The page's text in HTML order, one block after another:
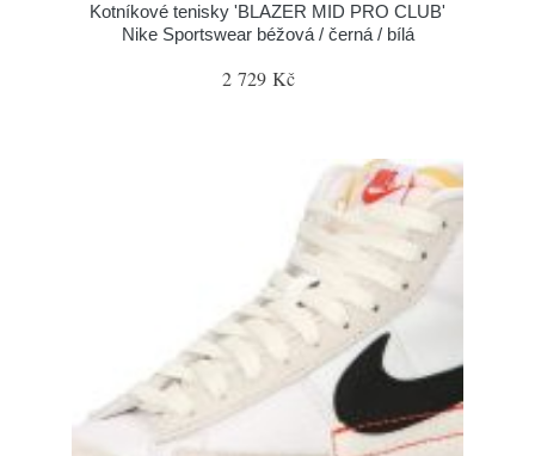
Kotníkové tenisky 'BLAZER MID PRO CLUB'
Nike Sportswear béžová / černá / bílá
2 729 Kč